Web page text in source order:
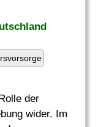
der
wider. Im